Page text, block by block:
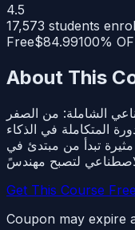
4.5
17,573 students
Free$84.99100%
About This
الشاملة: من الصفر
المتكاملة في الذكاء
تبدأ من مبتدئ في
لتصبح مهندسً
Get This Course
Coupon may expire